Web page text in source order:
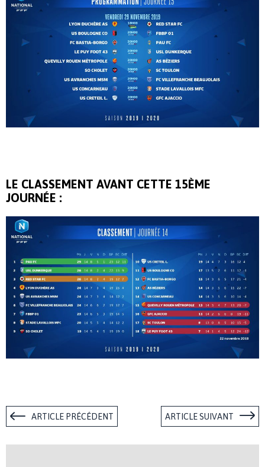
LE CLASSEMENT AVANT CETTE 15ÈME
JOURNÉE :
ARTICLE PRÉCÉDENT ARTICLE SUIVANT